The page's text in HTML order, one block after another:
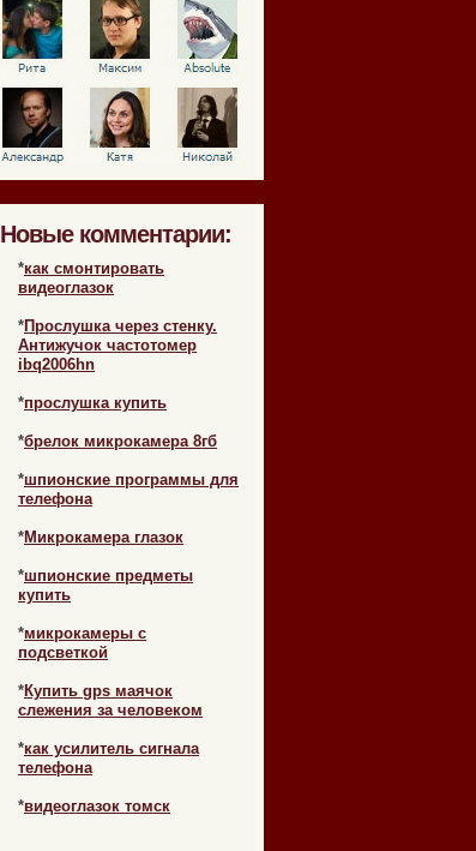
Новые комментарии:
*как смонтировать
видеоглазок
*Прослушка через стенку.
Антижучок частотомер
ibq2006hn
*прослушка купить
*брелок микрокамера 8гб
*шпионские программы для
телефона
*Микрокамера глазок
*шпионские предметы
купить
*микрокамеры с
подсветкой
*Купить gps маячок
слежения за человеком
*как усилитель сигнала
телефона
*видеоглазок томск